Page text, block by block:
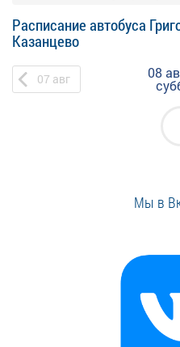
Расписание автобуса
Казанцево
07 авг 08
Мы в